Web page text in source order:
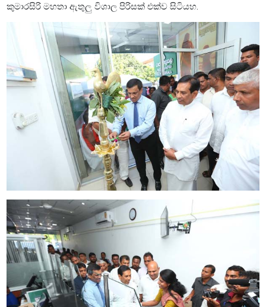
කුමාරසිරි මහතා ඇතුලු විශාල පිරිසක් එක්ව සිටියහ.